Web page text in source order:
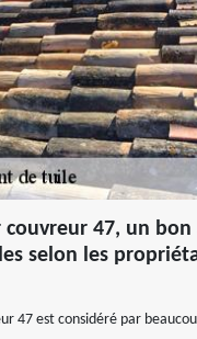
couvreur 47, un
selon les
47 est considéré par